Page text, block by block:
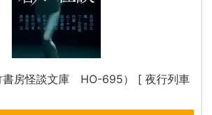
書房怪談文庫 HO-695） [ 夜行列車